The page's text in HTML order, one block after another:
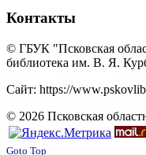
Контакты
© ГБУК "Псковская
библиотека им. В. Я.
Сайт: https://
© 2026 Псковская
Goto Top